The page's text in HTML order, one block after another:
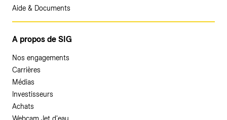
Aide & Documents
A propos de SIG
Nos engagements
Carrières
Médias
Investisseurs
Achats